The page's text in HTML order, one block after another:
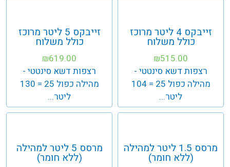
זייבקס 4 ליטר מרוכז
כולל משלוח
₪515.00
רצפות דשא סינטטי -
מהילה כפול 25 = 104
ליטר...
זייבקס 5 ליטר מרוכז
כולל משלוח
₪619.00
רצפות דשא סינטטי -
מהילה כפול 25 = 130
ליטר...
מרסס 1.5 ליטר למהילה
(ללא חומר)
מרסס 5 ליטר למהילה
(ללא חומר)